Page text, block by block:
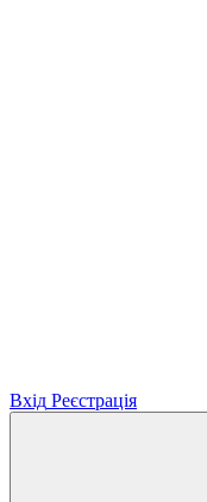
Вхід Реєстрація